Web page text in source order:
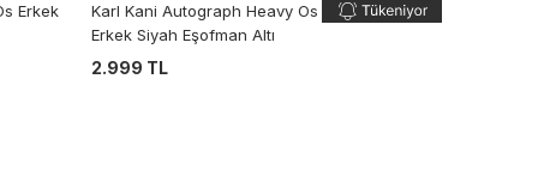
Erkek
Karl Kani Autograph Heavy Os
Erkek Siyah Eşofman Altı
2.999 TL